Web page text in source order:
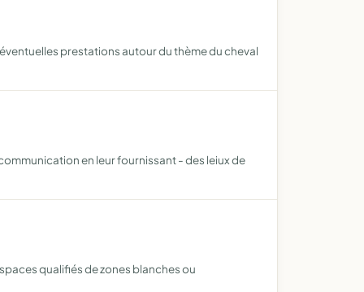
prestations autour du thème du cheval
en leur fournissant - des leiux de
qualifiés de zones blanches ou